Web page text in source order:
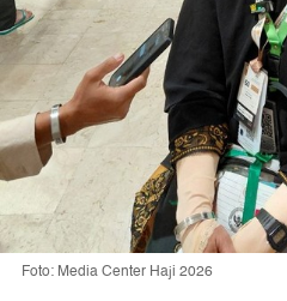
Foto: Media Center Haji 2026